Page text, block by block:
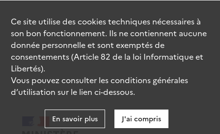
Ce site utilise descookiestechniques nécessaires à
son bon fonctionnement. Ils ne contiennent aucune
donnée personnelle et sont exemptés de
consentements (Article 82 de la loi Informatique et
Libertés).
Vous pouvez consulter les conditions générales
d’utilisation sur le lien ci-dessous.
En savoir plus J'ai compris